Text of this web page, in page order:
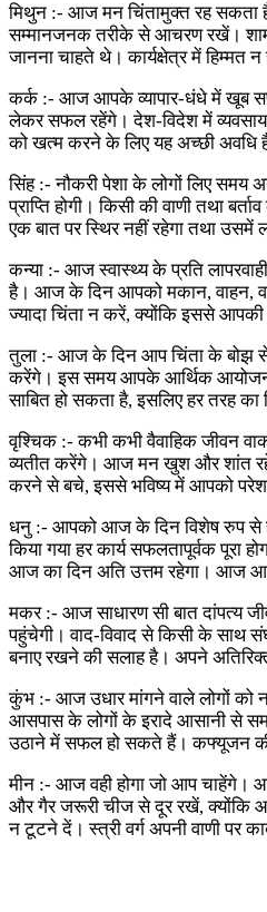
मिथुन :- आज मन चिंतामुक्त रह सकता
सम्मानजनक तरीके से आचरण रखें।
जानना चाहते थे। कार्यक्षेत्र में
कर्क :- आज आपके व्यापार-धंधे में खूब
लेकर सफल रहेंगे। देश-विदेश में व्यवसाय
को खत्म करने के लिए यह अच्छी अवधि
सिंह :- नौकरी पेशा के लोगों लिए
प्राप्ति होगी। किसी की वाणी तथा
एक बात पर स्थिर नहीं रहेगा तथा उसमें
कन्या :- आज स्वास्थ्य के प्रति
है। आज के दिन आपको मकान, वाहन,
ज्यादा चिंता न करें, क्योंकि इससे आपकी
तुला :- आज के दिन आप चिंता के बोझ से
करेंगे। इस समय आपके आर्थिक आयोजन
साबित हो सकता है, इसलिए हर तरह
वृश्चिक :- कभी कभी वैवाहिक जीवन
व्यतीत करेंगे। आज मन खुश और शांत
करने से बचे, इससे भविष्य में आपको
धनु :- आपको आज के दिन विशेष रुप से हर
किया गया हर कार्य सफलतापूर्वक
आज का दिन अति उत्तम रहेगा। आज
मकर :- आज साधारण सी बात दांपत्य
पहुंचेगी। वाद-विवाद से किसी के साथ
बनाए रखने की सलाह है। अपने
कुंभ :- आज उधार मांगने वाले लोगों
आसपास के लोगों के इरादे आसानी से
उठाने में सफल हो सकते हैं। कफ्यूजन की
मीन :- आज वही होगा जो आप चाहेंगे।
और गैर जरूरी चीज से दूर रखें, क्योंकि
न टूटने दें। स्त्री वर्ग अपनी वाणी पर